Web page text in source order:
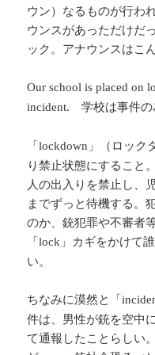
ウン）なるものが行わ
ウンスがあっただけだ
ック。アナウンスはこ
Our school is placed on
incident.
学校は事件の
「lockdown 」（ロック
り禁止状態にすること
人の出入りを禁止し、
までずっと待機する。
のか、銃犯罪や不審者
「lock 」カギをかけて
い。
ちなみに漠然と「
件は、男性が銃を空中
て通報したことらしい